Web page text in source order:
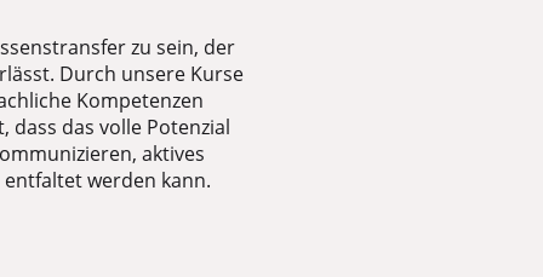
zu sein, der
Durch unsere Kurse
Kompetenzen
das volle Potenzial
aktives
werden kann.